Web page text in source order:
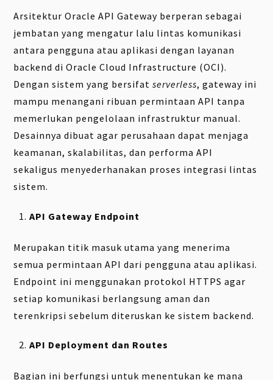
Arsitektur Oracle API Gateway berperan sebagai
jembatan yang mengatur lalu lintas komunikasi
antara pengguna atau aplikasi dengan layanan
backend di Oracle Cloud Infrastructure (OCI).
Dengan sistem yang bersifat serverless, gateway ini
mampu menangani ribuan permintaan API tanpa
memerlukan pengelolaan infrastruktur manual.
Desainnya dibuat agar perusahaan dapat menjaga
keamanan, skalabilitas, dan performa API
sekaligus menyederhanakan proses integrasi lintas
sistem.
API Gateway Endpoint
Merupakan titik masuk utama yang menerima
semua permintaan API dari pengguna atau aplikasi.
Endpoint ini menggunakan protokol HTTPS agar
setiap komunikasi berlangsung aman dan
terenkripsi sebelum diteruskan ke sistem backend.
API Deployment dan Routes
Bagian ini berfungsi untuk menentukan ke mana